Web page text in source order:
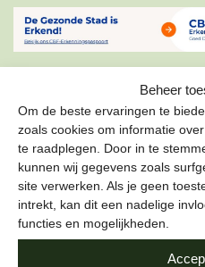
Beheer
Om de beste ervaringen te
zoals cookies om informatie
te raadplegen. Door in te
kunnen wij gegevens zoals
site verwerken. Als je geen
intrekt, kan dit een nadelige
functies en mogelijkheden.
ONZE
Schrijf je in voor onze
over de leukste projecten en
stad gezond kunt maken.